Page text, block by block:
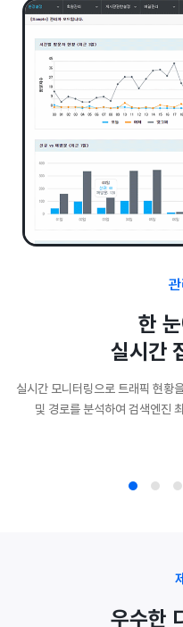
한
실시간
실시간 모니터링으로 트래픽 현황
및 경로를 분석하여 검색엔진
우수한